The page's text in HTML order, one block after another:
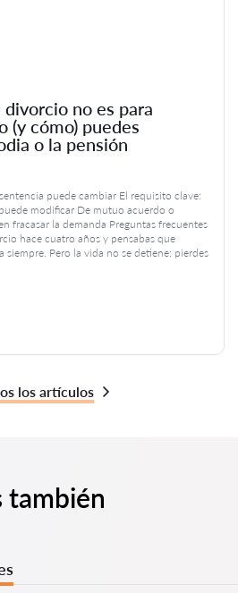
no es para
(y cómo) puedes
o la pensión
puede cambiar El requisito clave:
modificar De mutuo acuerdo o
fracasar la demanda Preguntas frecuentes
hace cuatro años y pensabas que
siempre. Pero la vida no se detiene: pierdes
los artículos
también